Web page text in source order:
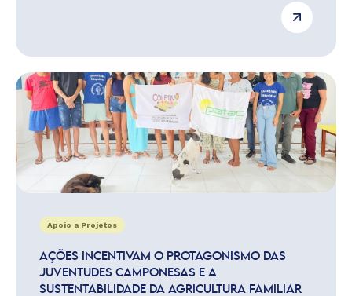
Apoio a Projetos
AÇÕES INCENTIVAM O PROTAGONISMO DAS
JUVENTUDES CAMPONESAS E A
SUSTENTABILIDADE DA AGRICULTURA FAMILIAR